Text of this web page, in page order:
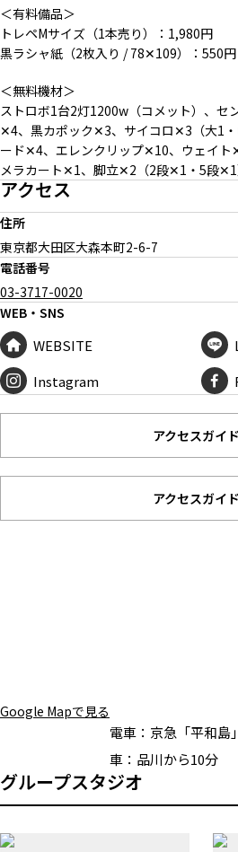
＜有料備品＞
トレペMサイズ（1本売り）：1,980円
黒ラシャ紙（2枚入り / 78✕109）：550円
＜無料機材＞
ストロボ1台2灯1200w（コメット）、セ
✕4、黒カポック✕3、サイコロ✕3（大1
ード✕4、エレンクリップ✕10、ウェイ
メラカート✕1、脚立✕2（2段✕1・5段✕1
アクセス
住所
東京都大田区大森本町2-6-7
電話番号
03-3717-0020
WEB・SNS
WEBSITE
Instagram
アクセスガイ
アクセスガイ
Google Mapで見る
電車： 京急「平和島
車： 品川から10分
グループスタジオ